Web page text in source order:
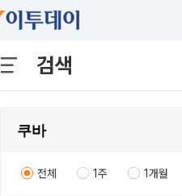
검색
전체 1주 1개월